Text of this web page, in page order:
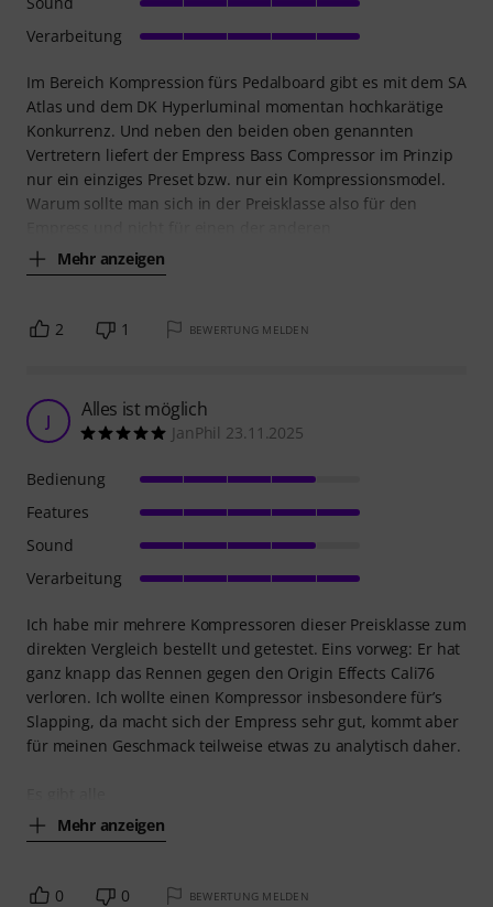
Im Bereich Kompression fürs Pedalboard gibt es mit dem SA
Atlas und dem DK Hyperluminal momentan hochkarätige
Konkurrenz. Und neben den beiden oben genannten
Vertretern liefert der Empress Bass Compressor im Prinzip
nur ein einziges Preset bzw. nur ein Kompressionsmodel.
Warum sollte man sich in der Preisklasse also für den
Mehr anzeigen
Verarbeitung
2 1 BEWERTUNG MELDEN
J Alles ist möglich
JanPhil 23.11.2025
Ich habe mir mehrere Kompressoren dieser Preisklasse zum
direkten Vergleich bestellt und getestet. Eins vorweg: Er hat
ganz knapp das Rennen gegen den Origin Effects Cali76
verloren. Ich wollte einen Kompressor insbesondere für’s
Slapping, da macht sich der Empress sehr gut, kommt aber
für meinen Geschmack teilweise etwas zu analytisch daher.
Mehr anzeigen
Bedienung
Features
Sound
Verarbeitung
0 0 BEWERTUNG MELDEN